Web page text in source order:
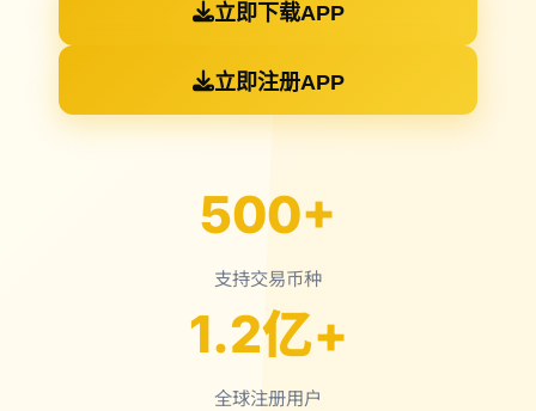
立即下载APP
立即注册APP
500+
支持交易币种
1.2亿+
全球注册用户